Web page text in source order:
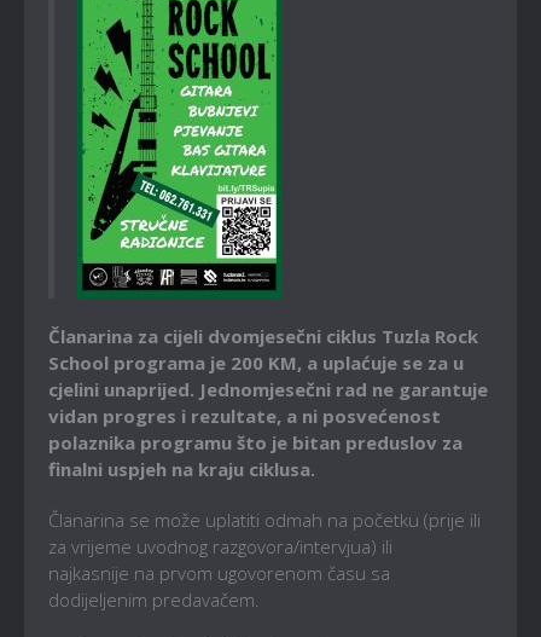
Članarina za cijeli dvomjesečni ciklus Tuzla Rock
School programa je 200 KM, a uplaćuje se za u
cjelini unaprijed. Jednomjesečni rad ne garantuje
vidan progres i rezultate, a ni posvećenost
polaznika programu što je bitan preduslov za
finalni uspjeh na kraju ciklusa.
Članarina se može uplatiti odmah na početku (prije ili
za vrijeme uvodnog razgovora/intervjua) ili
najkasnije na prvom ugovorenom času sa
dodijeljenim predavačem.